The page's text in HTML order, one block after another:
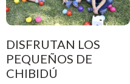
DISFRUTAN LOS
PEQUEÑOS DE
CHIBIDÚ